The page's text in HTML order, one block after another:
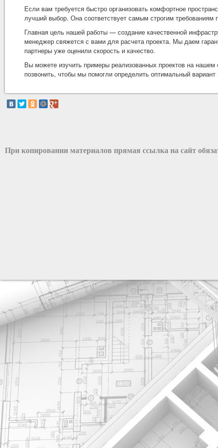
Если вам требуется быстро организовать комфортное
лучший выбор. Она соответствует самым строгим требованиям
Главная цель нашей работы — создание качественной
менеджер свяжется с вами для расчета проекта. Мы даем
партнеры уже оценили скорость и качество.
Вы можете изучить примеры реализованных проектов на нашем
позвонить, чтобы мы помогли определить оптимальный
При копировании материалов прямая ссылка на сайт